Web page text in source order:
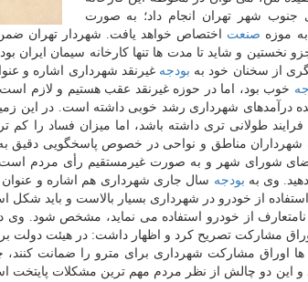
جنوب شهر تهران انجام داد؛ به صورت
موزه صنعت اختصاص خواهد یافت. شهردار تهران ضمن
نخستین و شاید تا مدت ها تنها كارخانه سیمان ایران
از سخنان خود به بودجه غیرنقد شهرداری اشاره و
خوب بود، اما در حوزه غیرنقد عقب هستیم و لازم
درآمدهای شهرداری رشد خوبی داشته است. در این
فرایند طولانی تری داشته باشد، اما میزان فساد را
شهرداران مناطق و نواحی در خصوص پاسخگویی دقیق
شورای شهر و به صورت غیرمستقیم رأی مردم
وی به بودجه سال جاری شهرداری هم اشاره و عنوان
استفاده از خودرو در شهرداری بسیار بالاست و باید
از خودرو استفاده می نماید، مشخص شود.
مشاركت تصریح كرد و اظهار داشت: در هیئت دولت
ها اوراق مشاركت شهرداری برای مترو را ضمانت
این دو چالش از نظر مردم مهم ترین مشكلات پایتخت